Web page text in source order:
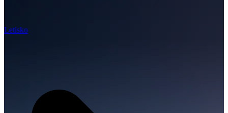
Letisko